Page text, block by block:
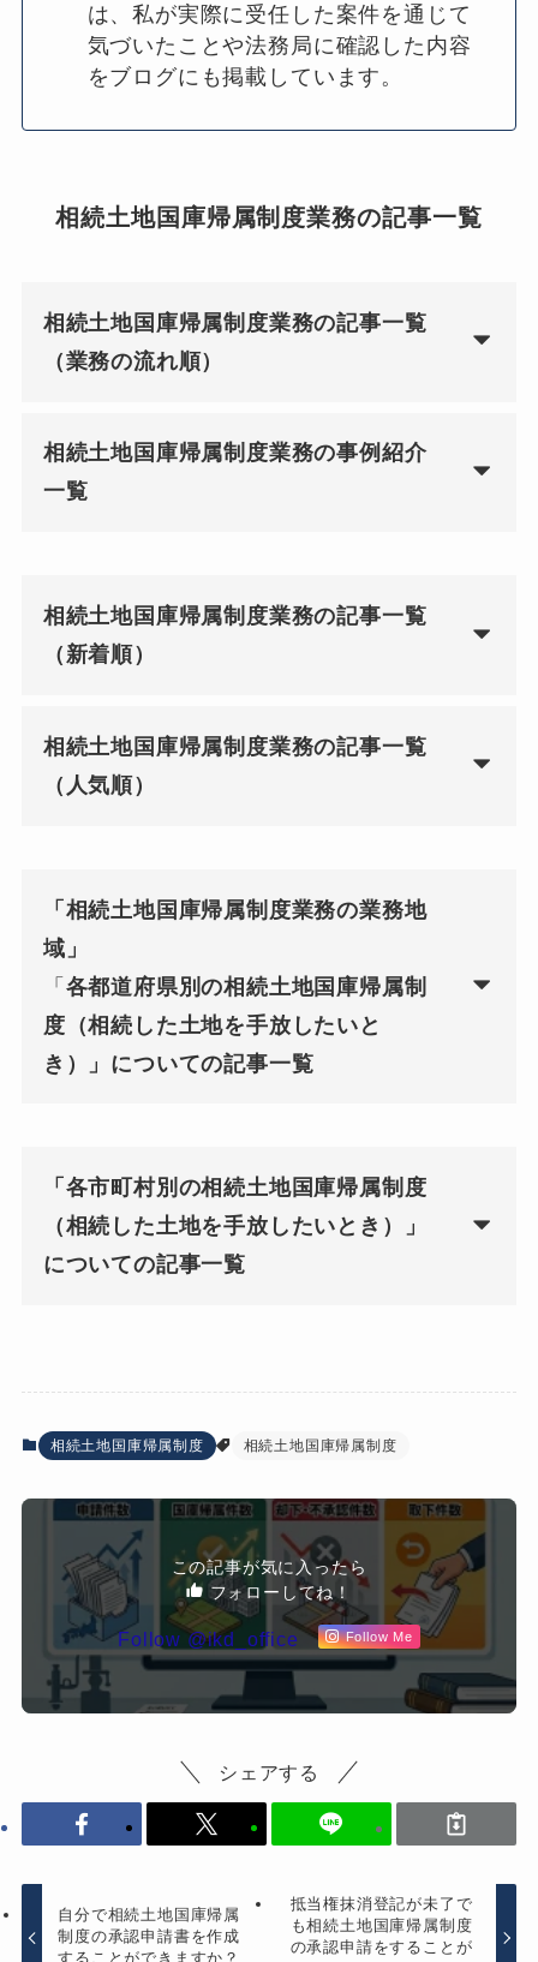
は、私が実際に受任した案件を通じて
気づいたことや法務局に確認した内容
をブログにも掲載しています。
相続土地国庫帰属制度業務の記事一覧
相続土地国庫帰属制度業務の記事一覧
（業務の流れ順）
相続土地国庫帰属制度業務の事例紹介
一覧
相続土地国庫帰属制度業務の記事一覧
（新着順）
相続土地国庫帰属制度業務の記事一覧
（人気順）
「相続土地国庫帰属制度業務の業務地
域」
「 各都道府県別の相続土地国庫帰属制
度（相続した土地を手放したいと
き）」についての記事一覧
「各市町村別の相続土地国庫帰属制度
（相続した土地を手放したいとき）」
についての記事一覧
相続土地国庫帰属制度 相続土地国庫帰属制度
この記事が気に入ったら
フォローしてね！
Follow @ikd_office Follow Me
シェアする
自分で相続土地国庫帰属
制度の承認申請書を作成
することができますか？
抵当権抹消登記が未了で
も相続土地国庫帰属制度
の承認申請をすることが